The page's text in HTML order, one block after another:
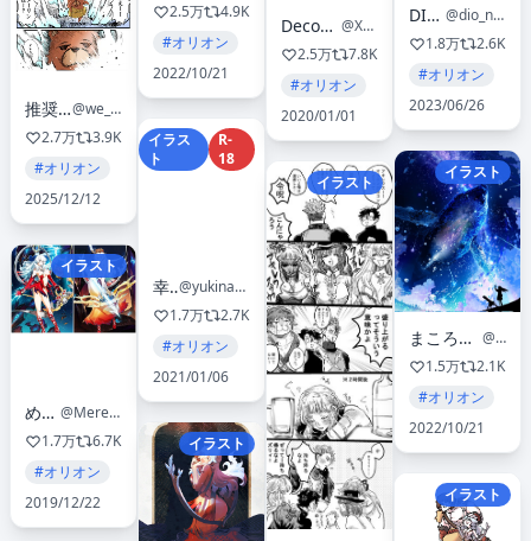
推奨幻想
@we_genn
2.7万
3.9K
#オリオン
2025/12/12
イラスト
めれむ
@Merem110
1.7万
6.7K
#オリオン
2019/12/22
2.5万
4.9K
#オリオン
2022/10/21
イラス
ト
R-
18
幸永
@yukinaga46
1.7万
2.7K
#オリオン
2021/01/06
イラスト
DecoponMAGI
@XenoXss
2.5万
7.8K
#オリオン
2020/01/01
イラスト
DION
@dio_nand
1.8万
2.6K
#オリオン
2023/06/26
イラスト
まころん🐳 FANTASIA3/21-22 東京MTGSuper4/4-5
@makoron117117
1.5万
2.1K
#オリオン
2022/10/21
イラスト